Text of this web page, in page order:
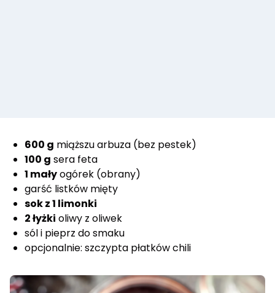
600 g miąższu arbuza (bez pestek)
100 g sera feta
1 małyogórek (obrany)
garść listków mięty
sok z 1 limonki
2 łyżki oliwy z oliwek
sól i pieprz do smaku
opcjonalnie: szczypta płatków chili